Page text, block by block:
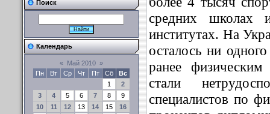
Поиск
Календарь
« Май 2010 »
Пн
Вт Ср Чт Пт Сб
Вс
1
2
3
4 5 6 7 8
9
10
11 12 13 14 15
16
средних школах
институтах. На
осталось ни
ранее
стали
специалистов по